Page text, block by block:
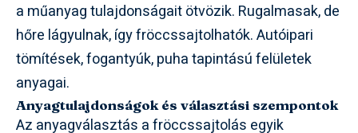
a műanyag tulajdonságait ötvözik. Rugalmasak, de
hőre lágyulnak, így fröccssajtolhatók. Autóipari
tömítések, fogantyúk, puha tapintású felületek
anyagai.
Anyagtulajdonságok és választási szempontok
Az anyagválasztás a fröccssajtolás egyik